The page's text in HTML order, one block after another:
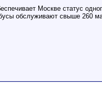
Москве статус
обслуживают свыше 260